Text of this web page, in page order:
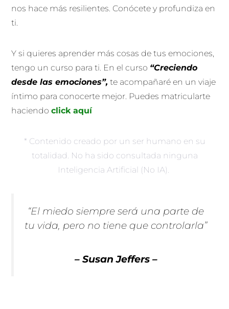
nos hace más resilientes. Conócete y profundiza en
ti.
Y si quieres aprender más cosas de tus emociones,
tengo un curso para ti. En el curso “Creciendo
desde las emociones”, te acompañaré en un viaje
íntimo para conocerte mejor. Puedes matricularte
haciendoclick aquí
* Contenido creado por un ser humano en su
totalidad. No ha sido consultada ninguna
Inteligencia Artificial (No IA).
“El miedo siempre será una parte de
tu vida, pero no tiene que controlarla”
– Susan Jeffers –